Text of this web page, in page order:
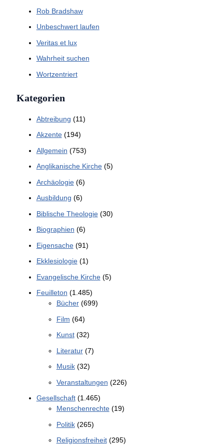
Rob Bradshaw
Unbeschwert laufen
Veritas et lux
Wahrheit suchen
Wortzentriert
Kategorien
Abtreibung (11)
Akzente(194)
Allgemein (753)
Anglikanische Kirche(5)
Archäologie(6)
Ausbildung (6)
Biblische Theologie(30)
Biographien (6)
Eigensache(91)
Ekklesiologie(1)
Evangelische Kirche(5)
Feuilleton (1.485)
Bücher(699)
Film (64)
Kunst(32)
Literatur(7)
Musik(32)
Veranstaltungen (226)
Gesellschaft(1.465)
Menschenrechte(19)
Politik(265)
Religionsfreiheit(295)